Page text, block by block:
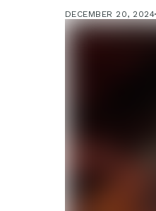
DECEMBER 20, 2024